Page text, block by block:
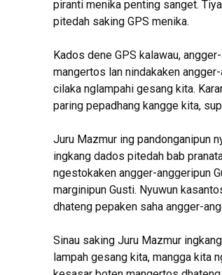
piranti menika penting sanget.
pitedah saking GPS menika.
Kados dene GPS kalawau,
mangertos lan nindakaken
cilaka nglampahi gesang kita.
paring pepadhang kangge kita,
Juru Mazmur ing pandonganipun
ingkang dados pitedah bab
ngestokaken angger-anggeripun
marginipun Gusti. Nyuwun
dhateng pepaken saha angger-
Sinau saking Juru Mazmur
lampah gesang kita, mangga kita